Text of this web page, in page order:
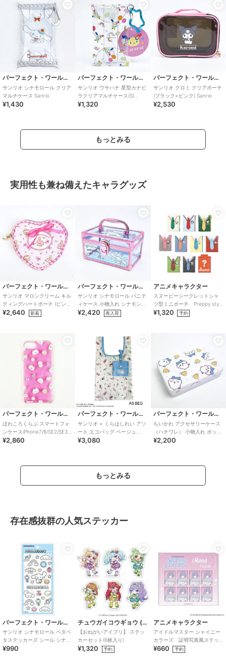
パーフェクト・ワールド・トーキョー
サンリオ シナモロール クリア
マルチケース Sanrio
¥1,430
パーフェクト・ワールド・トーキョー
サンリオ ウサハナ 星型カナビ
ラクリアマルチケース(S)
Sanrio
¥1,320
パーフェクト・ワールド・トーキョー
サンリオ クロミ クリアポーチ
(ブラック×ピンク) Sanrio
¥2,530
もっとみる
実用性も兼ね備えたキャラグッズ
パーフェクト・ワールド・トーキョー
サンリオ マロンクリーム キル
ティングハートポーチ (ピンク)
Sanrio
¥2,640 新着
パーフェクト・ワールド・トーキョー
サンリオ シナモロール バニテ
ィケース 小物入れ シナモン
Sanrio
¥2,420 再入荷
アニメキャラクター
スヌーピーシークレットシャ
ツ型ミニポーチ Preppy style
school bus（１０種）
¥1,320 予約
パーフェクト・ワールド・トーキョー
ほわころくらぶ スマートフォ
ンケースiPhone7/8/SE2/SE3
フルーツ スマホ カバー
¥2,860
パーフェクト・ワールド・トーキョー
サンリオ × くらはしれい アソ
ート エコバッグ ベージュ
Sanrio
¥3,080
パーフェクト・ワールド・トーキョー
ちいかわ アクセサリーケース
（ハチワレ） 小物入れ ボック
ス ギフト
¥2,200
もっとみる
存在感抜群の人気ステッカー
パーフェクト・ワールド・トーキョー
サンリオ シナモロール ペタペ
タステッカーズ シール シナモ
ン Sanrio
¥990
チュウガイコウギョウ (Chugai Mining)
【おねがいアイプリ】 ステッ
カーセット(6枚入り)
¥1,320 予約
アニメキャラクター
アイドルマスター シャイニー
カラーズ 証明写真風ステッ
カー (鈴木羽那)
¥660 予約